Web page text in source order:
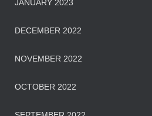
JANUARY 2023
DECEMBER 2022
NOVEMBER 2022
OCTOBER 2022